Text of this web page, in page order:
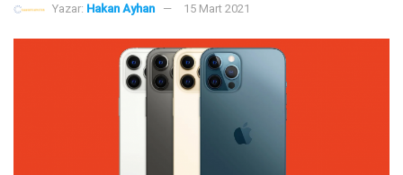
Yazar: Hakan Ayhan 15 Mart 2021